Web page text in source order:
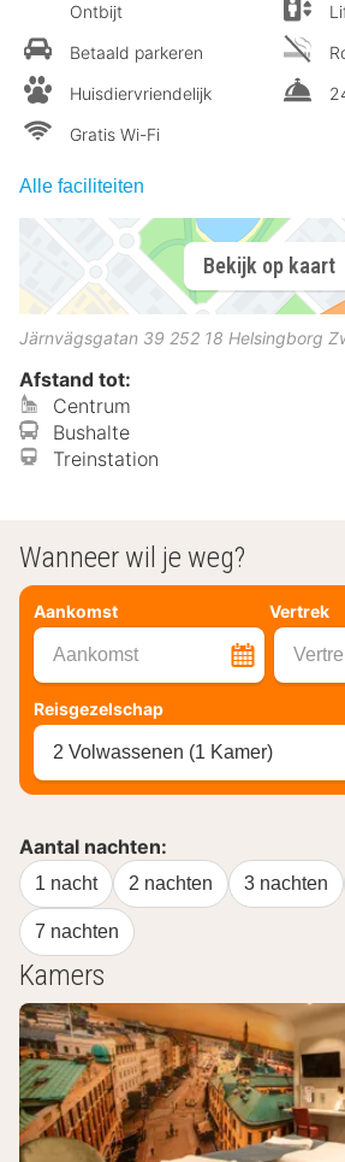
Ontbijt
Betaald parkeren
Huisdiervriendelijk
Gratis Wi-Fi
Alle faciliteiten
Bekijk op kaart
Järnvägsgatan 39 252 18 Helsingborg
Afstand tot:
Centrum
Bushalte
Treinstation
Wanneer wil je weg?
Aankomst Vertrek
Aankomst
Reisgezelschap
2 Volwassenen (1 Kamer)
Aantal nachten:
1 nacht 2 nachten 3 nachten
7 nachten
Kamers